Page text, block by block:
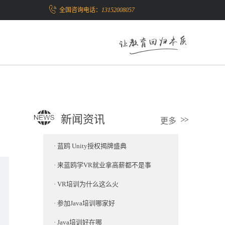
全国咨询电话： 13152008057
新闻资讯 更多
· 蓝鸥 Unity授权揭牌盛典
· 来蓝鸥学VR就业拿高薪都不是事
· VR培训为什么这么火
· 参加Java培训哪家好
· Java培训好在哪